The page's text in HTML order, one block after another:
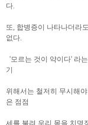
다.
또, 합병증이 나타나더라
없다.
'모르는 것이 약이다' 라
기
위해서는 철저히 무시해
은 점점
세를 불려 우리 몸을 치명